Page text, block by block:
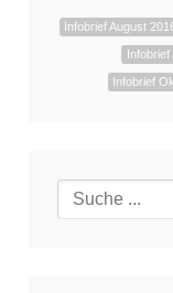
Infobrief August
Infobrief